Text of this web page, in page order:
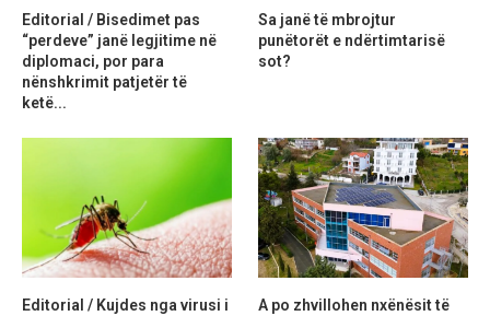
Editorial / Bisedimet pas
“perdeve” janë legjitime në
diplomaci, por para
nënshkrimit patjetër të
ketë...
Sa janë të mbrojtur
punëtorët e ndërtimtarisë
sot?
Editorial / Kujdes nga virusi i
A po zhvillohen nxënësit të